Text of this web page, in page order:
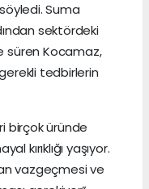
söyledi. Suma
sektördeki
süren Kocamaz,
tedbirlerin
birçok üründe
kırıklığı yaşıyor.
vazgeçmesi ve